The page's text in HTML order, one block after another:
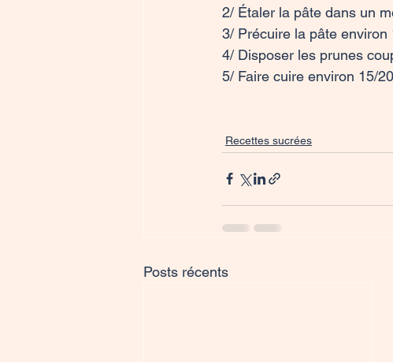
2/ Étaler la pâte dans un
3/ Précuire la pâte environ
4/ Disposer les prunes
5/ Faire cuire environ 15/
Recettes sucrées
Posts récents